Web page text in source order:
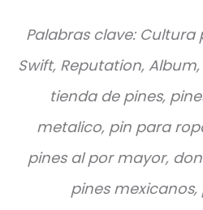
Palabras clave: Cultura
Swift, Reputation,
tienda de pines,
metalico, pin para
pines al por mayor,
pines